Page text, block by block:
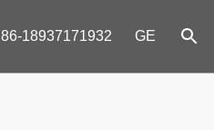
86-18937171932 GE